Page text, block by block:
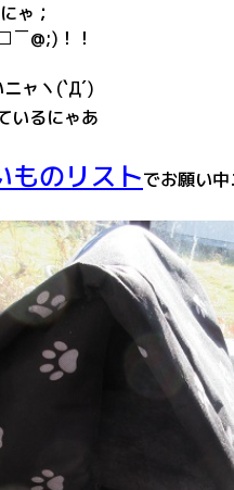
ゃ；
￣@;)！！
ャヽ(`Д´)
いるにゃあ
ものリストでお願い